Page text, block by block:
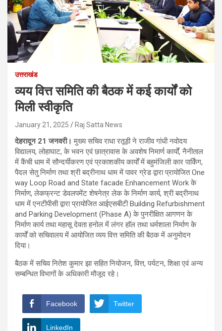
उत्तराखंड
व्यय वित्त समिति की बैठक में कई कार्यों को
मिली स्वीकृति
January 21, 2025 Raj Satta News
देहरादून 21 जनवरी। मुख्य सचिव राधा रतूड़ी ने राजीव गांधी नवोदय
विद्यालय, लोहाघाट, के भवन एवं छात्रावास के अवशेष निमार्ण कार्यों, नैनीताल
में कैंची धाम में सौन्दर्यीकरण एवं प्रकाशकीय कार्यों में बहुमंजिली कार पार्किंग,
पैदल सेतु निर्माण तथा श्री बद्रीनाथ धाम में पावर ग्रेड द्वारा प्रायोजित One
way Loop Road and State facade Enhancement Work के
निर्माण, लेकफ्रन्ट डेवलपमेंट शेषनेत्र लेक के निर्माण कार्य, श्री बद्रीनाथ
धाम में एनटीपीसी द्वारा प्रायोजित आईएसबीटी Building Refurbishment
and Parking Development (Phase A) के पुनरीक्षित आगणन के
निर्माण कार्य तथा महासू देवता हनोल में लंगर हाॅल तथा धर्मशाला निर्माण के
कार्यों को सचिवालय में आयोजित व्यय वित्त समिति की बैठक में अनुमोदन
दिया।
बैठक में सचिव नितेश कुमार झा सहित नियोजन, वित्त, पर्यटन, शिक्षा एवं अन्य
सम्बन्धित विभागों के अधिकारी मौजूद रहे।
Facebook Twitter
LinkedIn